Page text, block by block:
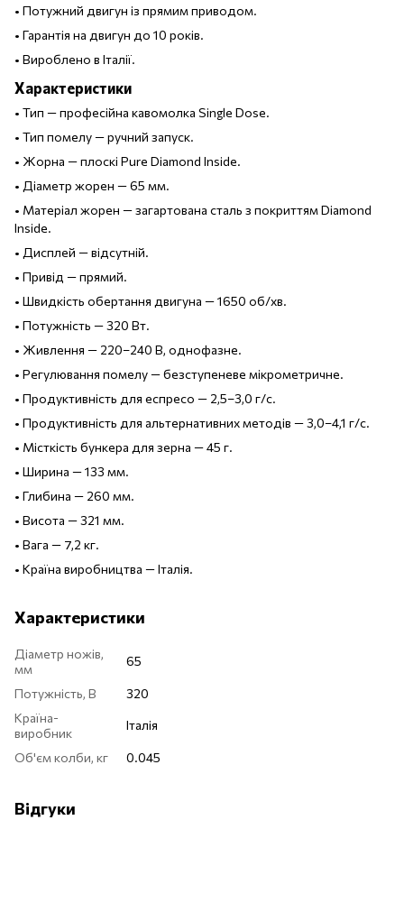
• Потужний двигун із прямим приводом.
• Гарантія на двигун до 10 років.
• Вироблено в Італії.
Характеристики
• Тип — професійна кавомолка Single Dose.
• Тип помелу — ручний запуск.
• Жорна — плоскі Pure Diamond Inside.
• Діаметр жорен — 65 мм.
• Матеріал жорен — загартована сталь з покриттям Diamond
Inside.
• Дисплей — відсутній.
• Привід — прямий.
• Швидкість обертання двигуна — 1650 об/хв.
• Потужність — 320 Вт.
• Живлення — 220–240 В, однофазне.
• Регулювання помелу — безступеневе мікрометричне.
• Продуктивність для еспресо — 2,5–3,0 г/с.
• Продуктивність для альтернативних методів — 3,0–4,1 г/с.
• Місткість бункера для зерна — 45 г.
• Ширина — 133 мм.
• Глибина — 260 мм.
• Висота — 321 мм.
• Вага — 7,2 кг.
• Країна виробництва — Італія.
Характеристики
Діаметр ножів,
мм
65
Потужність, В
320
Країна-
виробник
Італія
Об'єм колби, кг 0.045
Відгуки